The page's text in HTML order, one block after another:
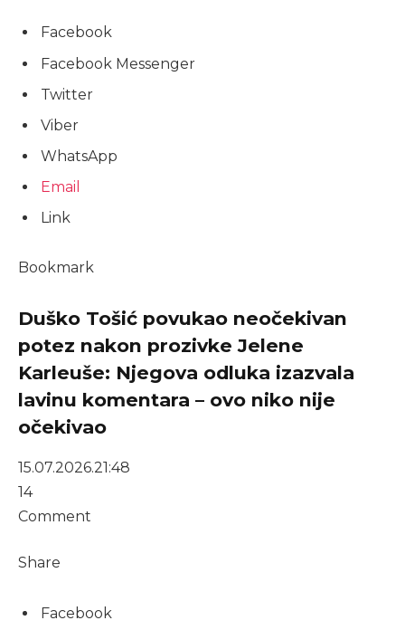
Facebook
Facebook Messenger
Twitter
Viber
WhatsApp
Email
Link
Bookmark
Duško Tošić povukao neočekivan
potez nakon prozivke Jelene
Karleuše: Njegova odluka izazvala
lavinu komentara – ovo niko nije
očekivao
15.07.2026.21:48
14
Comment
Share
Facebook